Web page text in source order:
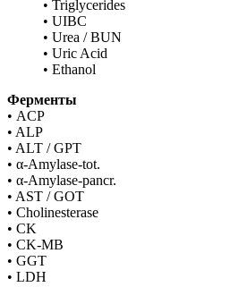
• Triglycerides
• UIBC
• Urea / BUN
• Uric Acid
• Ethanol
Ферменты
• ACP
• ALP
• ALT / GPT
• α-Amylase-tot.
• α-Amylase-pancr.
• AST / GOT
• Cholinesterase
• CK
• CK-MB
• GGT
• LDH